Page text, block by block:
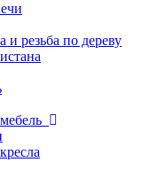
и резьба по дереву